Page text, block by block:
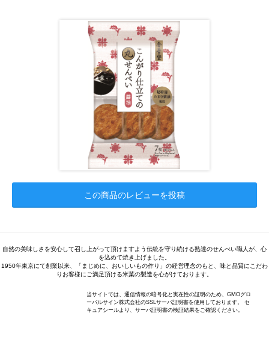
この商品のレビューを投稿
自然の美味しさを安心して召し上がって頂けますよう伝統を守り続ける熟達のせんべい職人が、心
を込めて焼き上げました。
1950年東京にて創業以来、「まじめに、おいしいもの作り」の経営理念のもと、味と品質にこだわ
りお客様にご満足頂ける米菓の製造を心がけております。
当サイトでは、通信情報の暗号化と実在性の証明のため、GMOグロ
ーバルサイン株式会社のSSLサーバ証明書を使用しております。 セ
キュアシールより、サーバ証明書の検証結果をご確認ください。